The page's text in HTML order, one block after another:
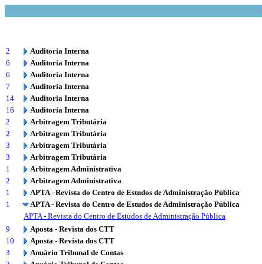
2
Auditoria Interna
6
Auditoria Interna
6
Auditoria Interna
7
Auditoria Interna
14
Auditoria Interna
16
Auditoria Interna
2
Arbitragem Tributária
2
Arbitragem Tributária
3
Arbitragem Tributária
3
Arbitragem Tributária
1
Arbitragem Administrativa
2
Arbitragem Administrativa
1
APTA - Revista do Centro de Estudos de Administração Pública
1
APTA - Revista do Centro de Estudos de Administração Pública
APTA - Revista do Centro de Estudos de Administração Pública
9
Aposta - Revista dos CTT
10
Aposta - Revista dos CTT
3
Anuário Tribunal de Contas